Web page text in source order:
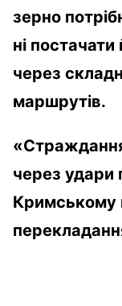
зерно
ні постачати
через
маршрутів.
через удари
Кримському